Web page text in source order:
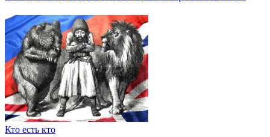
Кто есть кто